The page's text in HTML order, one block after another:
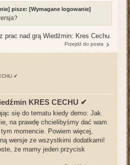
pisze: [Wymagane logowanie]
prac nad grą Wiedźmin: Kres Cechu.
Przejdź do posta
✔
KRES CECHU ✔
się do tematu kiedy demo: Jak
na prawdę chcielibyśmy dać wam
momencie. Powiem więcej,
wersje ze wszystkimi dodatkami!
że mamy jeden przycisk